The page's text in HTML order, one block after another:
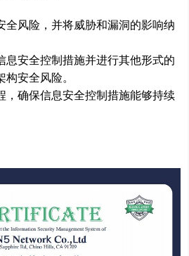
全风险，并将威胁和漏洞的影响纳
息安全控制措施并进行其他形式的
安全风险。
，确保信息安全控制措施能够持续